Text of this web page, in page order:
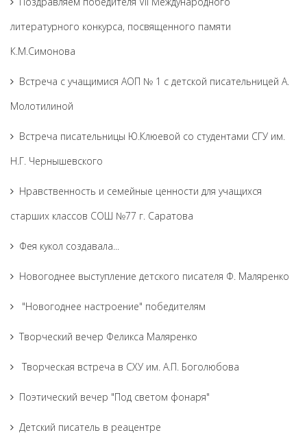
литературного конкурса, посвященного памяти
К.М.Симонова
Встреча с учащимися АОП № 1 с детской писательницей А.
Молотилиной
Встреча писательницы Ю.Клюевой со студентами СГУ им.
Н.Г. Чернышевского
Нравственность и семейные ценности для учащихся
старших классов СОШ №77 г. Саратова
Фея кукол создавала...
Новогоднее выступление детского писателя Ф. Маляренко
"Новогоднее настроение" победителям
Творческий вечер Феликса Маляренко
Творческая встреча в СХУ им. А.П. Боголюбова
Поэтический вечер "Под светом фонаря"
Детский писатель в реацентре